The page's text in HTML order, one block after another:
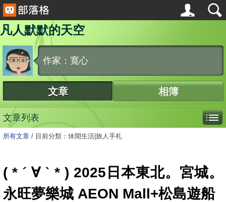
凡人默默的天空
作家：寬心
文章 相簿
文章列表
所有文章 / 目前分類：休閒生活|旅人手札
( * ´ ∀ ˋ * ) 2025日本東北。宮城。
永旺夢樂城 AEON Mall+松島遊船